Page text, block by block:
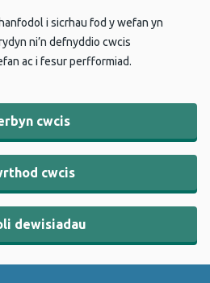
i sicrhau fod y wefan yn
ni’n defnyddio cwcis
ac i fesur perfformiad.
cwcis
cwcis
dewisiadau